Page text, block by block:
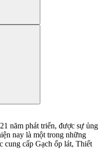
năm phát triển, được sự ủng
nay là một trong những
cung cấp Gạch ốp lát, Thiết